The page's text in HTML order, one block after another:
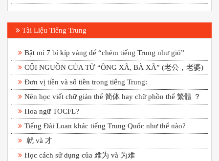
Tài Liệu Tiếng Trung
Bật mí 7 bí kíp vàng để “chém tiếng Trung như gió”
CỘI NGUỒN CỦA TỪ “ÔNG XÃ, BÀ XÃ” (老公，老婆)
Đơn vị tiền và số tiền trong tiếng Trung:
Nên học viết chữ giản thể 简体 hay chữ phồn thể 繁體 ？
Hoa ngữ TOCFL?
Tiếng Đài Loan khác tiếng Trung Quốc như thế nào?
就 và 才
Học cách sử dụng của 难为 và 为难